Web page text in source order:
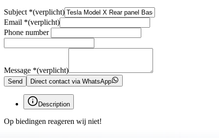
Subject *(verplicht)
Email *(verplicht)
Phone number
Message *(verplicht)
Send Direct contact via WhatsApp
Description
Op biedingen reageren wij niet!